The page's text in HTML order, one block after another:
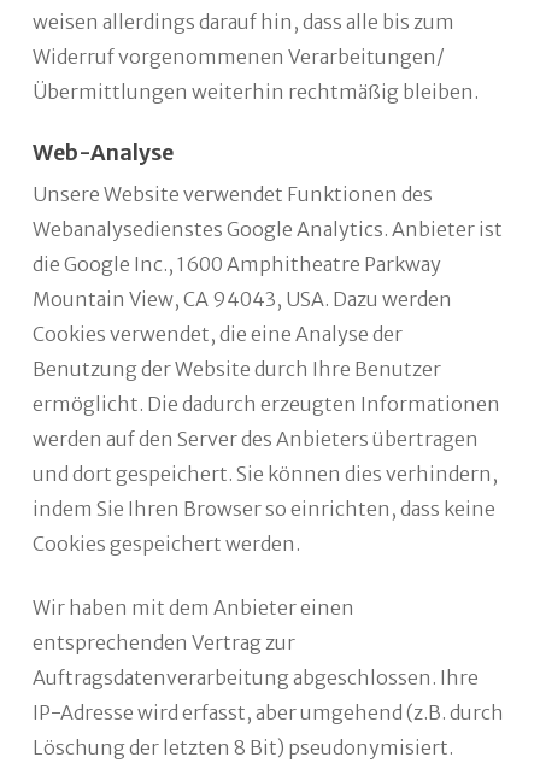
weisen allerdings darauf hin, dass alle bis zum
Widerruf vorgenommenen Verarbeitungen/
Übermittlungen weiterhin rechtmäßig bleiben.
Web-Analyse
Unsere Website verwendet Funktionen des
Webanalysedienstes Google Analytics. Anbieter ist
die Google Inc., 1600 Amphitheatre Parkway
Mountain View, CA 94043, USA. Dazu werden
Cookies verwendet, die eine Analyse der
Benutzung der Website durch Ihre Benutzer
ermöglicht. Die dadurch erzeugten Informationen
werden auf den Server des Anbieters übertragen
und dort gespeichert. Sie können dies verhindern,
indem Sie Ihren Browser so einrichten, dass keine
Cookies gespeichert werden.
Wir haben mit dem Anbieter einen
entsprechenden Vertrag zur
Auftragsdatenverarbeitung abgeschlossen. Ihre
IP-Adresse wird erfasst, aber umgehend (z.B. durch
Löschung der letzten 8 Bit) pseudonymisiert.